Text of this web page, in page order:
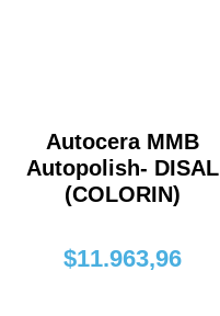
Autocera MMB
Autopolish- DISAL
(COLORIN)
$11.963,96